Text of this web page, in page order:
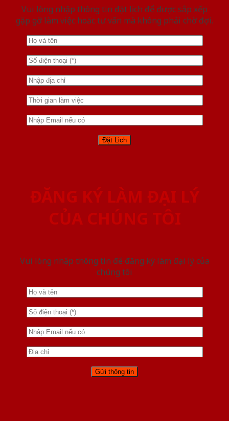
Vui lòng nhập thông tin đặt lịch để được sắp xếp
gặp gỡ làm việc hoăc tư vấn mà không phải chờ đợi.
ĐĂNG KÝ LÀM ĐẠI LÝ
CỦA CHÚNG TÔI
Vui lòng nhập thông tin để đăng ký làm đại lý của
chúng tôi